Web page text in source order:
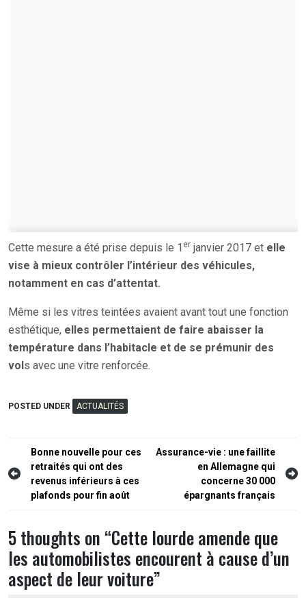
Cette mesure a été prise depuis le 1 er janvier 2017 et elle
vise à mieux contrôler l’intérieur des véhicules,
notamment en cas d’attentat.
Même si les vitres teintées avaient avant tout une fonction
esthétique, elles permettaient de faire abaisser la
température dans l’habitacle et de se prémunir des
vol s avec une vitre renforcée.
POSTED UNDER ACTUALITÉS
Navigation
de
l’article
Bonne nouvelle pour ces
retraités qui ont des
revenus inférieurs à ces
plafonds pour fin août
Assurance-vie : une faillite
en Allemagne qui
concerne 30 000
épargnants français
5 thoughts on “Cette lourde amende que
les automobilistes encourent à cause d’un
aspect de leur voiture”